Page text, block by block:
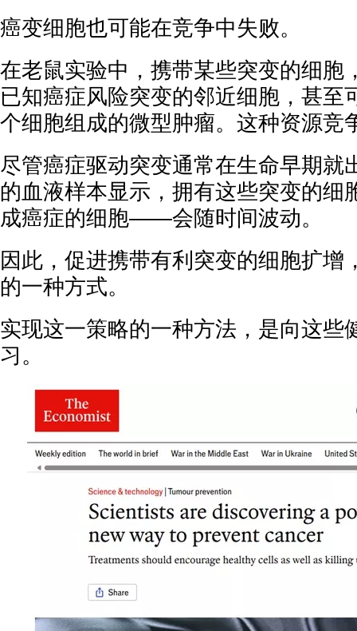
癌变细胞也可能在竞争中失败。
在老鼠实验中，携带某些突变的细胞
已知癌症风险突变的邻近细胞，甚至
个细胞组成的微型肿瘤。这种资源竞
尽管癌症驱动突变通常在生命早期就
的血液样本显示，拥有这些突变的
成癌症的细胞——会随时间波动。
因此，促进携带有利突变的细胞扩增
的一种方式。
实现这一策略的一种方法，是向这些
习。